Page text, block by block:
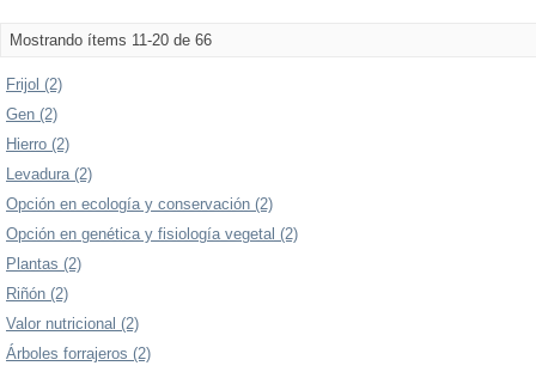
Mostrando ítems 11-20 de 66
Frijol (2)
Gen (2)
Hierro (2)
Levadura (2)
Opción en ecología y conservación (2)
Opción en genética y fisiología vegetal (2)
Plantas (2)
Riñón (2)
Valor nutricional (2)
Árboles forrajeros (2)